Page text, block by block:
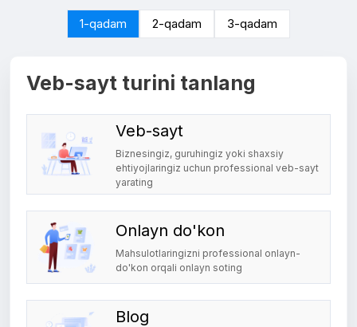
1-qadam 2-qadam 3-qadam
Veb-sayt turini tanlang
Veb-sayt
Biznesingiz, guruhingiz yoki shaxsiy
ehtiyojlaringiz uchun professional veb-sayt
yarating
Onlayn do'kon
Mahsulotlaringizni professional onlayn-
do'kon orqali onlayn soting
Blog